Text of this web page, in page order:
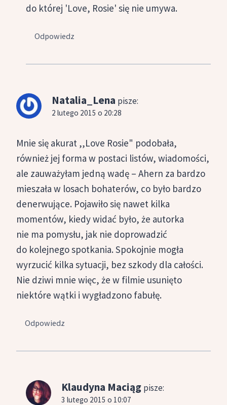
do której 'Love, Rosie' się nie umywa.
Odpowiedz
Natalia_Lena pisze:
2 lutego 2015 o 20:28
Mnie się akurat ,,Love Rosie" podobała,
również jej forma w postaci listów, wiadomości,
ale zauważyłam jedną wadę – Ahern za bardzo
mieszała w losach bohaterów, co było bardzo
denerwujące. Pojawiło się nawet kilka
momentów, kiedy widać było, że autorka
nie ma pomysłu, jak nie doprowadzić
do kolejnego spotkania. Spokojnie mogła
wyrzucić kilka sytuacji, bez szkody dla całości.
Nie dziwi mnie więc, że w filmie usunięto
niektóre wątki i wygładzono fabułę.
Odpowiedz
Klaudyna Maciąg pisze:
3 lutego 2015 o 10:07